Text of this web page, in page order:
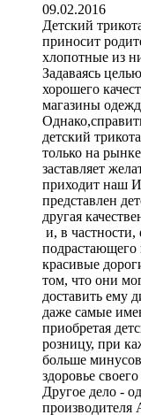
09.02.2016
Детский
приносит
хлопотные из
Задаваясь
хорошего
магазины
детский
только на
заставляет
приходит наш
представлен
другая
и, в частности,
подрастающего
красивые
том, что они
доставить ему
даже самые
приобретая
розницу, при
больше
здоровье
Другое дело -
производителя